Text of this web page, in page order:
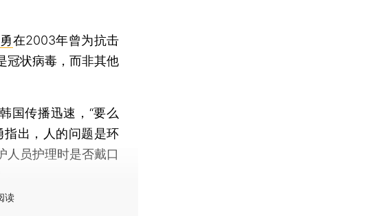
在2003年曾为抗击
冠状病毒，而非其他
传播迅速，“要么
指出，人的问题是环
人员护理时是否戴口
读